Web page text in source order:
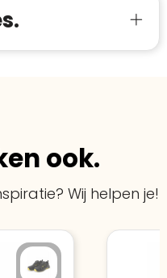
ook.
Wij helpen je!